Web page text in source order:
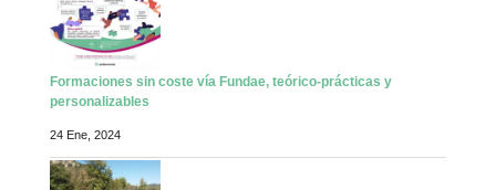
Formaciones sin coste vía Fundae, teórico-prácticas y
personalizables
24 Ene, 2024